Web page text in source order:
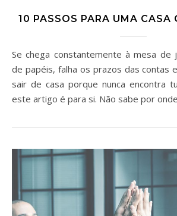
10 PASSOS PARA UMA CASA
Se chega constantemente à mesa de jantar e está cheia
de papéis, falha os prazos das contas
sair de casa porque nunca encontra
este artigo é para si. Não sabe por